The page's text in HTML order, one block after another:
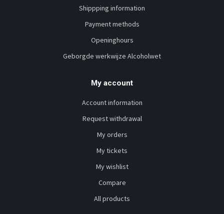
Shippping information
Payment methods
Openinghours
Geborgde werkwijze Alcoholwet
My account
Account information
Request withdrawal
My orders
My tickets
My wishlist
Compare
All products